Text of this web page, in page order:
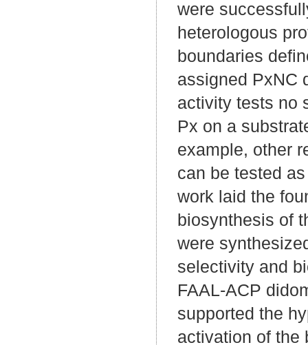
were
heterologous
boundaries
assigned PxNC
activity tests no
Px on a
example, other
can be tested
work laid the
biosynthesis of
were
selectivity and
FAAL-ACP
supported the
activation of the